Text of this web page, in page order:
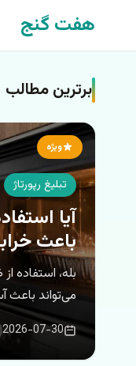
رفتن به محتوای اصلی
هفت گنج
برترین مطالب
ویژه
تبلیغ رپورتاژ
آیا
باعث
بله، استفاده
می‌تواند
قطعات و حتی
ظروف فلزی،
2026-07-30